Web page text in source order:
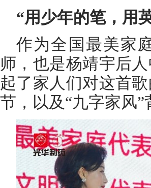
“用少年的笔，用
作为全国最美家
师，也是杨靖宇后
起了家人们对这首
节，以及“九字家风